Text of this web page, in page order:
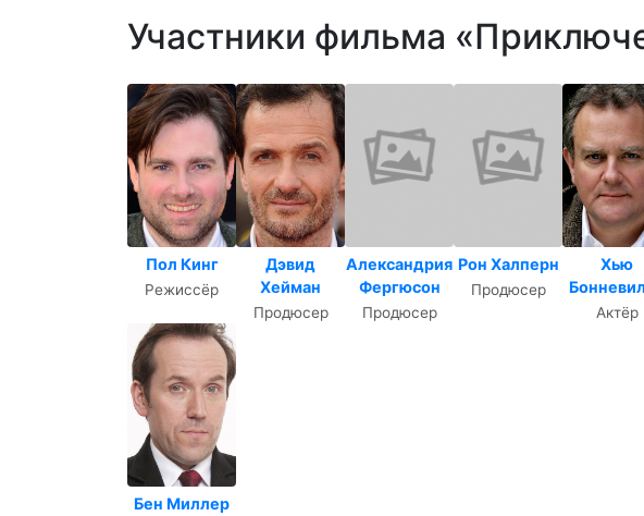
Участники фильма
Пол Кинг
Режиссёр
Дэвид
Хейман
Продюсер
Александрия
Фергюсон
Продюсер
Рон Халперн
Продюсер
Хью
Актёр
Бен Миллер